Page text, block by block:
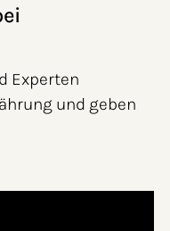
Experten
und geben